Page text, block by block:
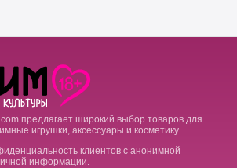
предлагает широкий выбор товаров для
игрушки, аксессуары и косметику.
клиентов с анонимной
информации.